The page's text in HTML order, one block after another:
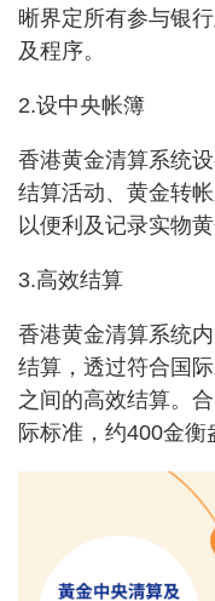
晰界定所有参与银
及程序。
2.设中央帐簿
香港黄金清算系统
结算活动、黄金转
以便利及记录实物黄
3.高效结算
香港黄金清算系统
结算，透过符合国
之间的高效结算。
际标准，约400金衡